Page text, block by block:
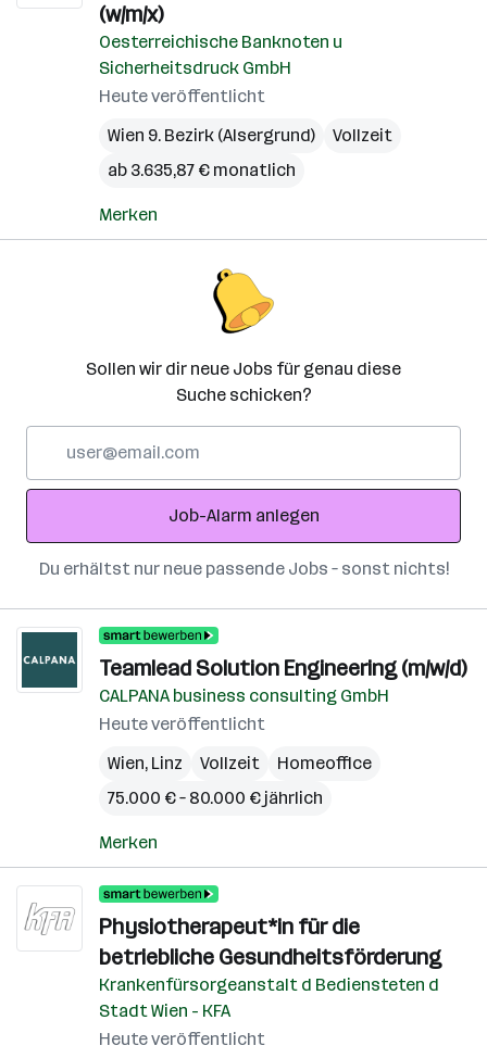
(w/m/x)
Oesterreichische Banknoten u
Sicherheitsdruck GmbH
Heute veröffentlicht
Wien 9. Bezirk (Alsergrund)
Vollzeit
ab 3.635,87 € monatlich
Merken
Sollen wir dir neue Jobs für genau diese
Suche schicken?
Adresse
Job-Alarm anlegen
Du erhältst nur neue passende Jobs – sonst nichts!
Teamlead Solution Engineering (m/w/d)
CALPANA business consulting GmbH
Heute veröffentlicht
Wien, Linz Vollzeit
Homeoffice
75.000 € – 80.000 € jährlich
Merken
Physiotherapeut*in für die
betriebliche Gesundheitsförderung
Krankenfürsorgeanstalt d Bediensteten d
Stadt Wien - KFA
Heute veröffentlicht